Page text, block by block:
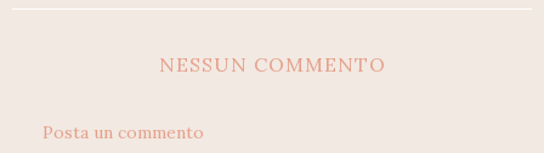
NESSUN COMMENTO
Posta un commento